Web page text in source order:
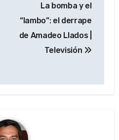
La bomba y el
“lambo”: el derrape
de Amadeo Llados |
Televisión